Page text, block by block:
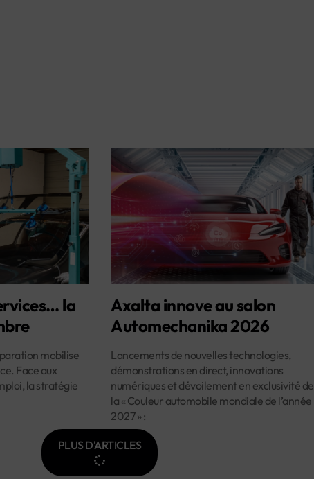
la
mobilise
Face aux
la stratégie
Axalta innove au salon
Automechanika 2026
Lancements de nouvelles technologies,
démonstrations en direct, innovations
numériques et dévoilement en exclusivité de
la « Couleur automobile mondiale de l’année
2027 » :
PLUS D'ARTICLES